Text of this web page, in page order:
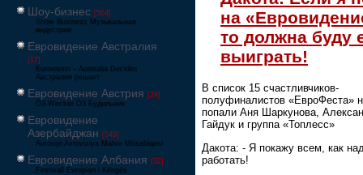
Шоу-бизнес [564]
Show Business Музыкальная
индустрия
Евровидение Австралия
[17]
Eurovision – Australia Decides
Австралия решает
Евровидение Австрия [24]
Ö3-Wecker Ö3 Будильник
Евровидение
Азербайджан [549]
Avrovijn Avroviziya Mahnı Müsabiqəsi
Евровидение Албания [32]
Festivali Evropian i Këngës
на
то должна буду
выиграть!
В список 15 счастливчиков-
полуфиналистов «ЕвроФеста»
попали Аня Шаркунова,
Гайдук и группа «Топлесс»
Дакота: - Я покажу всем, как
работать!